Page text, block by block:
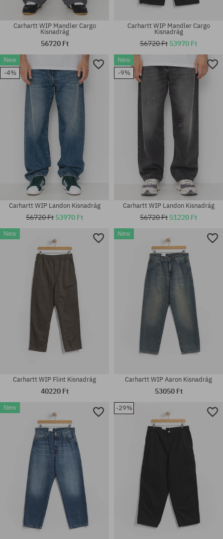
Elérhető méretek:
S; M; L; XL
Elérhető méretek:
M; L
Elérhető méretek:
Carhartt WIP Mandler Cargo
Kisnadrág
56720 Ft
Elérhető méretek:
Carhartt WIP Mandler Cargo
Kisnadrág
56720 Ft 53970 Ft
New
-4%
Elérhető méretek:
30; 31; 32
Carhartt WIP Landon Kisnadrág
56720 Ft 53970 Ft
New
-9%
Elérhető méretek:
30; 31; 32; 33; 34
Carhartt WIP Landon Kisnadrág
56720 Ft 51220 Ft
New
Carhartt WIP Flint Kisnadrág
40220 Ft
New
Carhartt WIP Aaron Kisnadrág
53050 Ft
New -29%